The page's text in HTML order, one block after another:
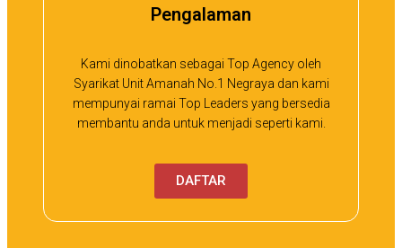
Pengalaman
Kami dinobatkan sebagai Top Agency oleh
Syarikat Unit Amanah No.1 Negraya dan kami
mempunyai ramai Top Leaders yang bersedia
membantu anda untuk menjadi seperti kami.
DAFTAR